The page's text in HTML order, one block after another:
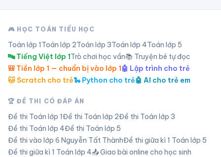
🎮 HỌC TOÁN TIỂU HỌC
Toán lớp 1Toán lớp 2Toán lớp 3Toán lớp 4Toán lớp 5
🔤 Tiếng Việt lớp 1Trò chơi học vần📚 Truyện bé tự đọc
🎒 Tiền lớp 1 — chuẩn bị vào lớp 1🤖 Lập trình cho trẻ
🐱 Scratch cho trẻ🐍 Python cho trẻ🤖 AI cho trẻ em
🏆 ĐỀ THI CÓ ĐÁP ÁN
Đề thi Toán lớp 1Đề thi Toán lớp 2Đề thi Toán lớp 3
Đề thi Toán lớp 4Đề thi Toán lớp 5
Đề thi vào lớp 6 Nguyễn Tất ThànhĐề thi giữa kì 1 Toán lớp 5
Đề thi giữa kì 1 Toán lớp 4📤 Giao bài online cho học sinh